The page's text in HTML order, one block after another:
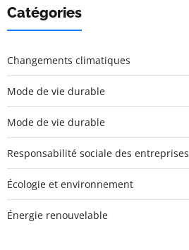
Catégories
Changements climatiques
Mode de vie durable
Mode de vie durable
Responsabilité sociale des entreprises
Écologie et environnement
Énergie renouvelable